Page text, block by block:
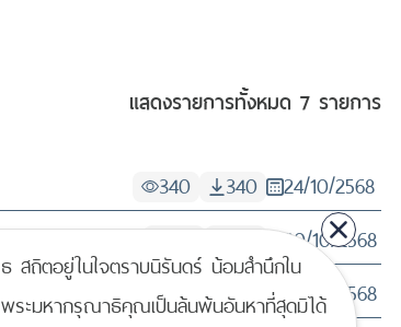
แสดงรายการทั้งหมด 7 รายการ
340 340 24/10/2568
165 165 20/10/2568
134 134 20/10/2568
ธ สถิตอยู่ในใจตราบนิรันดร์ น้อมสำนึกใน
พระมหากรุณาธิคุณเป็นล้นพ้นอันหาที่สุดมิได้